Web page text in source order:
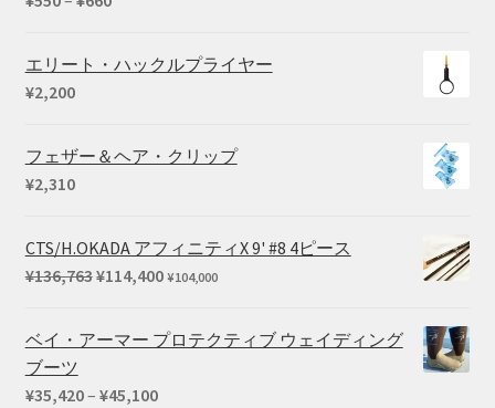
エリート・ハックルプライヤー
¥2,200
フェザー＆ヘア・クリップ
¥2,310
CTS/H.OKADA アフィニティX 9' #8 4ピース
¥136,763元
価
は
¥114,400現
の
¥104,000
ベイ・アーマー プロテクティブ ウェイディング
ブーツ
¥35,420– ¥45,100価